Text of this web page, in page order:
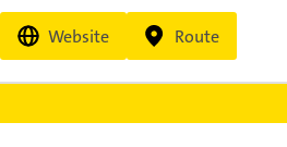
Website Route